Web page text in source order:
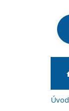
Úvod